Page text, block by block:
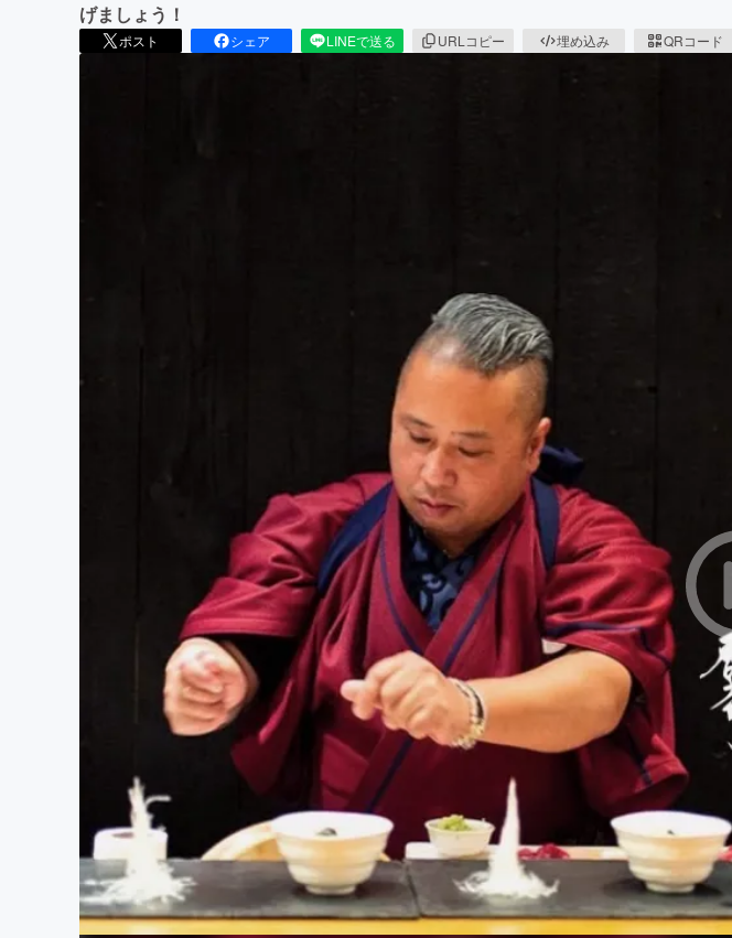
げましょう！
ポスト シェア LINEで送る URLコピー 埋め込み QRコード